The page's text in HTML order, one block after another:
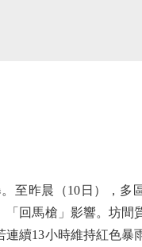
至昨晨（10日），多
「回馬槍」影響。坊間
續13小時維持紅色暴